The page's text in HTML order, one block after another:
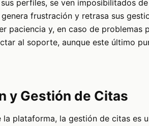
perfiles, se ven imposibilitados
frustración y retrasa sus
paciencia y, en caso de problemas
al soporte, aunque este último
y Gestión de Citas
la plataforma, la gestión de citas es